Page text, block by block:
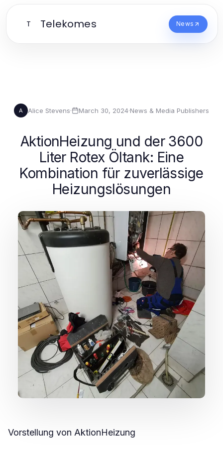
T Telekomes News
A Alice Stevens· March 30, 2024·News & Media Publishers
AktionHeizung und der 3600
Liter Rotex Öltank: Eine
Kombination für zuverlässige
Heizungslösungen
Vorstellung von AktionHeizung